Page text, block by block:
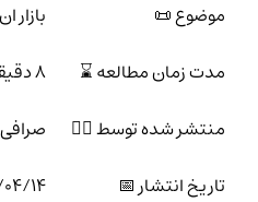
موضوع 📜
بازار
مدت زمان مطالعه ⌛
8 دقیقه
منتشر شده توسط 🙍‍♂️
تاریخ انتشار 📅
| 7/05/2023